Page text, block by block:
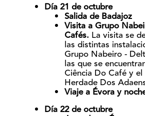
Día 21 de octubre
Salida de Badajoz
Visita a Grupo
Cafés. La visita se
las distintas
Grupo Nabeiro -
las que se
Ciência Do Café y
Herdade Dos
Viaje a Évora y
Día 22 de octubre